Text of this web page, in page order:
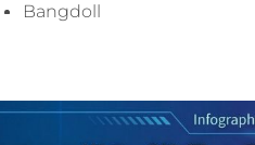
Bangdoll